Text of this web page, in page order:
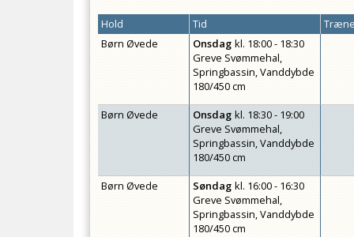
Hold Tid
Børn Øvede
Onsdag kl. 18:00 - 18:30
Greve Svømmehal,
Springbassin, Vanddybde
180/450 cm
Børn Øvede
Onsdag kl. 18:30 - 19:00
Greve Svømmehal,
Springbassin, Vanddybde
180/450 cm
Børn Øvede
Søndag kl. 16:00 - 16:30
Greve Svømmehal,
Springbassin, Vanddybde
180/450 cm